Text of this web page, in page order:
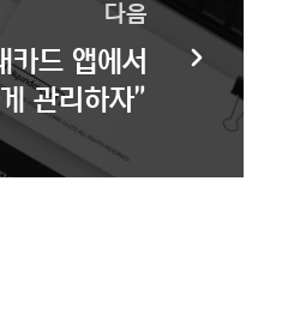
다음
카드 앱에서
관리하자”